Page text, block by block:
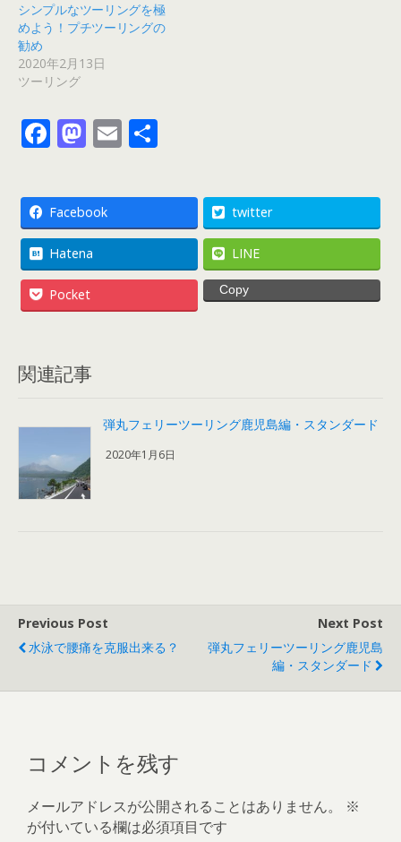
シンプルなツーリングを極
めよう！プチツーリングの
勧め
2020年2月13日
ツーリング
F
e
b
o
o
k
M
to
d
o
n
E
ai
l
Facebook twitter
Hatena LINE
Pocket Copy
関連記事
弾丸フェリーツーリング鹿児島編・スタンダード
2020年1月6日
Previous Post
水泳で腰痛を克服出来る？
Next Post
弾丸フェリーツーリング鹿児島
編・スタンダード
コメントを残す
メールアドレスが公開されることはありません。
※
が付いている欄は必須項目です